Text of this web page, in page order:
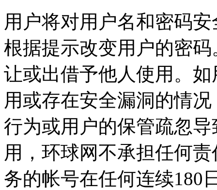
用户将对用户名和密码
根据提示改变用户的密
让或出借予他人使用。
用或存在安全漏洞的情
行为或用户的保管疏忽
用，环球网不承担任何
务的帐号在任何连续180